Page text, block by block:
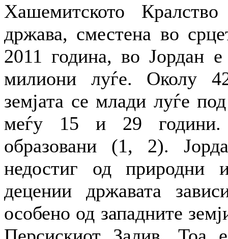
Хашемитското
држава, сместена во
2011 година, во Јордан
милиони луѓе. Околу
земјата се млади луѓе
меѓу 15 и 29 години.
образовани (1, 2).
недостиг од природни
децении државата
особено од западните